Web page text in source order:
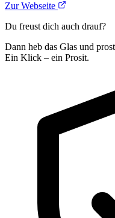
Zur Webseite
Du freust dich auch drauf?
Dann heb das Glas und
Ein Klick – ein Prosit.